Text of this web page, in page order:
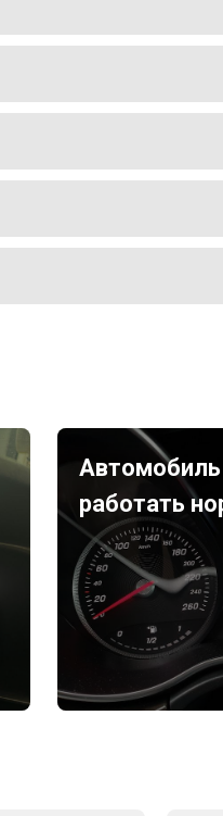
Автомобиль
работать